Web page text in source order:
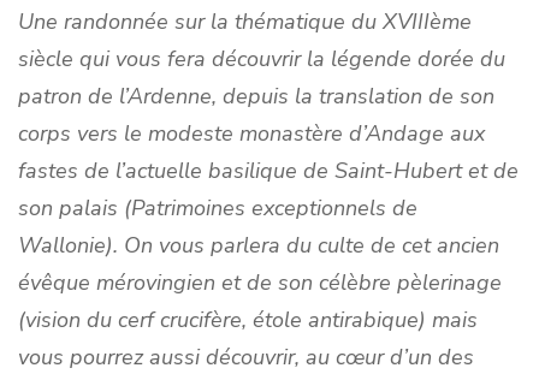
Une randonnée sur la thématique du XVIIIème
siècle qui vous fera découvrir la légende dorée du
patron de l’Ardenne, depuis la translation de son
corps vers le modeste monastère d’Andage aux
fastes de l’actuelle basilique de Saint-Hubert et de
son palais (Patrimoines exceptionnels de
Wallonie). On vous parlera du culte de cet ancien
évêque mérovingien et de son célèbre pèlerinage
(vision du cerf crucifère, étole antirabique) mais
vous pourrez aussi découvrir, au cœur d’un des